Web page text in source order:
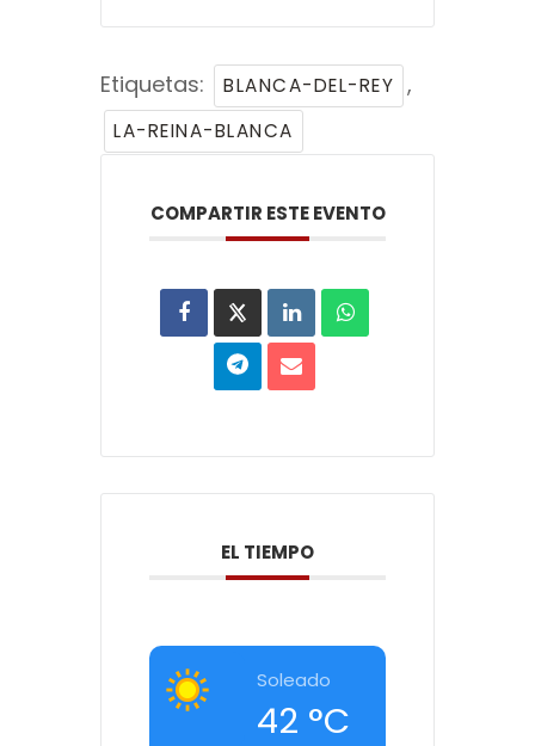
Etiquetas: BLANCA-DEL-REY ,
LA-REINA-BLANCA
COMPARTIR ESTE EVENTO
EL TIEMPO
Soleado
42 °C